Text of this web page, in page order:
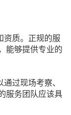
资质。正规的服
能够提供专业的
过现场考察、
服务团队应该具